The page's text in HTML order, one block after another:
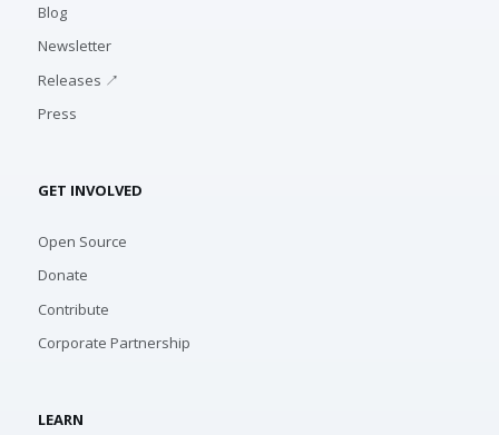
Blog
Newsletter
Releases ↗
Press
GET INVOLVED
Open Source
Donate
Contribute
Corporate Partnership
LEARN